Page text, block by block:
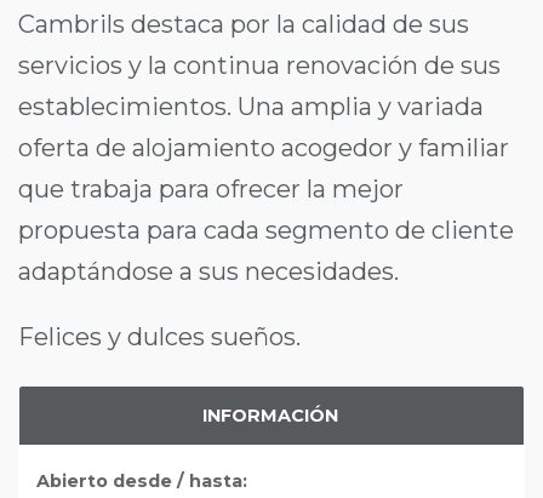
Cambrils destaca por la calidad de sus
servicios y la continua renovación de sus
establecimientos. Una amplia y variada
oferta de alojamiento acogedor y familiar
que trabaja para ofrecer la mejor
propuesta para cada segmento de cliente
adaptándose a sus necesidades.
Felices y dulces sueños.
INFORMACIÓN
Abierto desde / hasta: